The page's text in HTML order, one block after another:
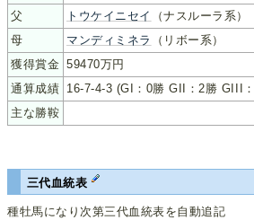
父
トウケイニセイ
（ナスルーラ系）
母
マンディミネラ
（リボー系）
獲得賞金 59470万円
通算成績 16-7-4-3 (GI：0勝 GII：2勝 GIII
主な勝鞍
三代血統表
種牡馬になり次第三代血統表を自動追記